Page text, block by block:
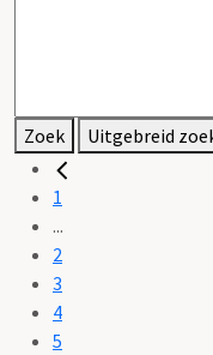
Zoek Uitgebreid
1
...
2
3
4
5